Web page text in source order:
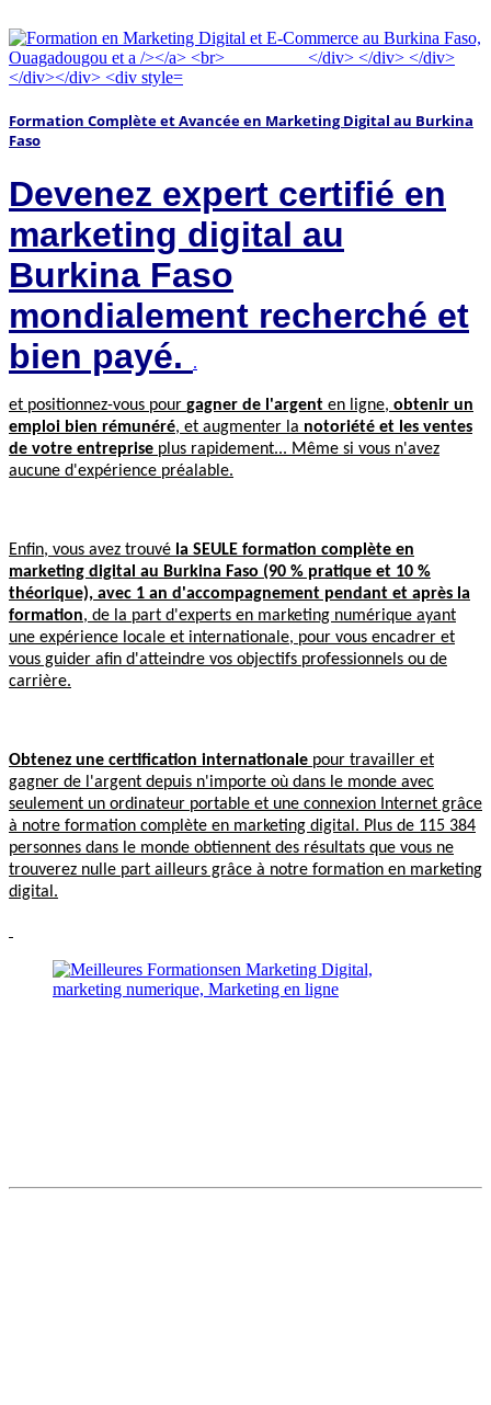
Formation Complète et Avancée en Marketing Digital au Burkina
Faso
Devenez expert certifié en
marketing digital au
Burkina Faso
mondialement recherché et
bien payé.
.
et positionnez-vous pour gagner de l'argent en ligne, obtenir un
emploi bien rémunéré, et augmenter la notoriété et les ventes
de votre entreprise plus rapidement... Même si vous n'avez
aucune d'expérience préalable.
Enfin, vous avez trouvé la SEULE formation complète en
marketing digital au Burkina Faso (90 % pratique et 10 %
théorique), avec 1 an d'accompagnement pendant et après la
formation, de la part d'experts en marketing numérique ayant
une expérience locale et internationale, pour vous encadrer et
vous guider afin d'atteindre vos objectifs professionnels ou de
carrière.
Obtenez une certification internationale pour travailler et
gagner de l'argent depuis n'importe où dans le monde avec
seulement un ordinateur portable et une connexion Internet grâce
à notre formation complète en marketing digital. Plus de 115 384
personnes dans le monde obtiennent des résultats que vous ne
trouverez nulle part ailleurs grâce à notre formation en marketing
digital.